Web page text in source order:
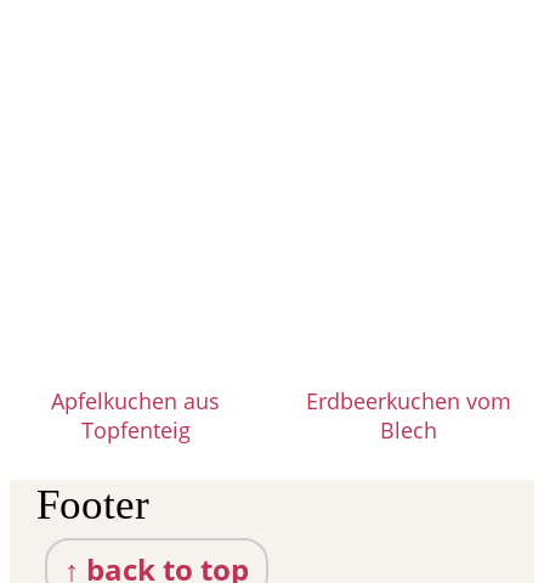
Apfelkuchen aus
Topfenteig
Erdbeerkuchen vom
Blech
Footer
↑ back to top